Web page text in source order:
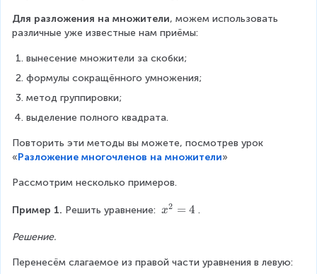
x
-
)
-
(
x
2
)
(
-
2
)
(
Для разложения на множители, можем использовать
различные уже известные нам приёмы:
вынесение множители за скобки;
формулы сокращённого умножения;
метод группировки;
выделение полного квадрата.
Повторить эти методы вы можете, посмотрев урок
«Разложение многочленов на множители»
Рассмотрим несколько примеров.
Пример 1. Решить уравнение: x
}
x2 = 4 .
Решение.
Перенесём слагаемое из правой части уравнения в левую: